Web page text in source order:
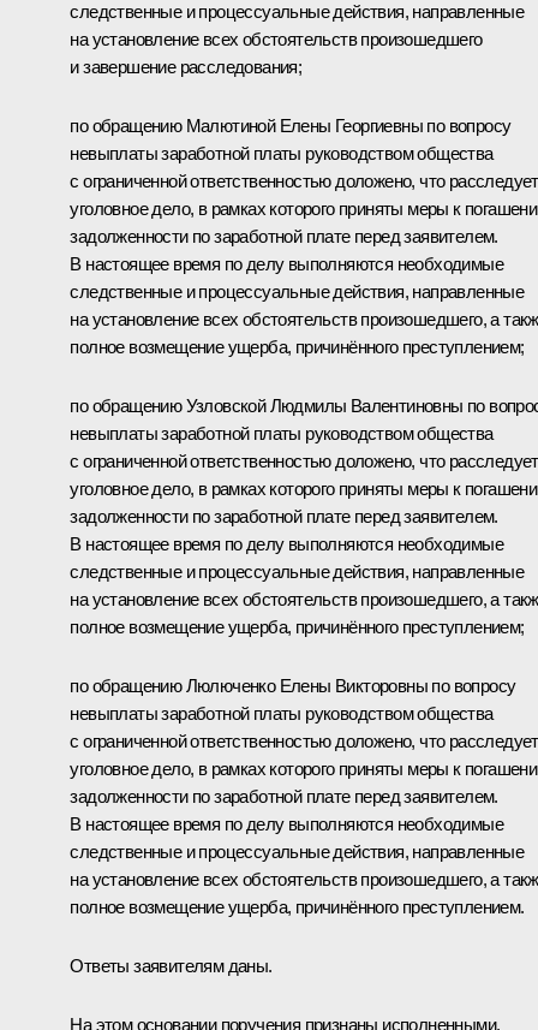
следственные и процессуальные действия, направленные
на установление всех обстоятельств произошедшего
и завершение расследования;
по обращению Малютиной Елены Георгиевны по вопросу
невыплаты заработной платы руководством общества
с ограниченной ответственностью доложено, что
уголовное дело, в рамках которого приняты меры к
задолженности по заработной плате перед заявителем.
В настоящее время по делу выполняются необходимые
следственные и процессуальные действия, направленные
на установление всех обстоятельств произошедшего, а
полное возмещение ущерба, причинённого преступлением;
по обращению Узловской Людмилы Валентиновны по
невыплаты заработной платы руководством общества
с ограниченной ответственностью доложено, что
уголовное дело, в рамках которого приняты меры к
задолженности по заработной плате перед заявителем.
В настоящее время по делу выполняются необходимые
следственные и процессуальные действия, направленные
на установление всех обстоятельств произошедшего, а
полное возмещение ущерба, причинённого преступлением;
по обращению Люлюченко Елены Викторовны по вопросу
невыплаты заработной платы руководством общества
с ограниченной ответственностью доложено, что
уголовное дело, в рамках которого приняты меры к
задолженности по заработной плате перед заявителем.
В настоящее время по делу выполняются необходимые
следственные и процессуальные действия, направленные
на установление всех обстоятельств произошедшего, а
полное возмещение ущерба, причинённого преступлением.
Ответы заявителям даны.
На этом основании поручения признаны исполненными.